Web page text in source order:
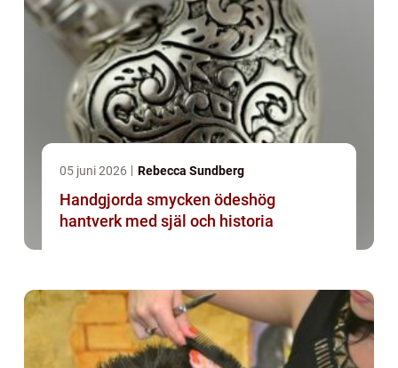
05 juni 2026 Rebecca Sundberg
Handgjorda smycken ödeshög
hantverk med själ och historia